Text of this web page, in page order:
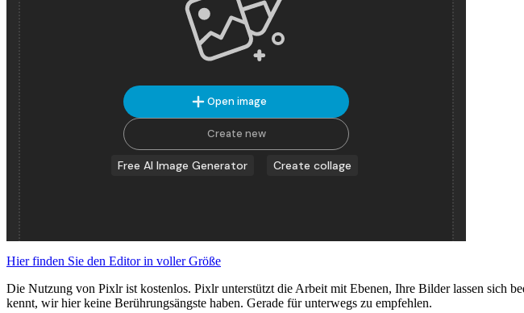
Hier finden Sie den Editor in voller Größe
Die Nutzung von Pixlr ist kostenlos. Pixlr unterstützt die Arbeit mit Ebenen, Ihre Bilder lassen sich
kennt, wir hier keine Berührungsängste haben. Gerade für unterwegs zu empfehlen.